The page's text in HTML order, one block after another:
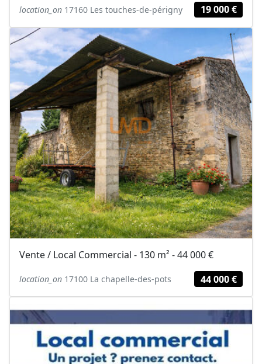
location_on 17160 Les touches-de-périgny 19 000 €
Vente / Local Commercial - 130 m² - 44 000 €
location_on 17100 La chapelle-des-pots 44 000 €